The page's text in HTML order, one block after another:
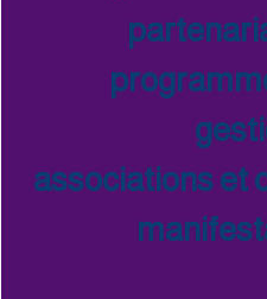
associations et